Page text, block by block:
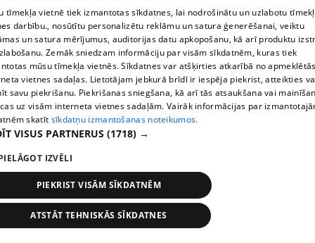
Kaspars Kambala liek atkal un atkal teikt Olgai,
cik ļoti viņu mīl
70. epizode
pirms 2 nedēļām, 6 dienām
tīmekļa vietnē tiek izmantotas sīkdatnes, lai nodrošinātu un uzlabotu
darbību., nosūtītu personalizētu reklāmu un satura ģenerēšanai, veiktu
un satura mērījumus, auditorijas datu apkopošanu, kā arī produktu
Zemāk sniedzam informāciju par visām sīkdatnēm, kuras tiek
mūsu tīmekļa vietnēs. Sīkdatnes var atšķirties atkarībā no
vietnes sadaļas. Lietotājam jebkurā brīdī ir iespēja piekrist, atteikties
savu piekrišanu. Piekrišanas sniegšana, kā arī tās atsaukšana vai
uz visām interneta vietnes sadaļām. Vairāk informācijas par
skatīt sīkdatņu izmantošanas noteikumos.
VISUS PARTNERUS (1718) →
IZVĒLI
PIEKRIST VISĀM SĪKDATNĒM
ATSTĀT TEHNISKĀS SĪKDATNES